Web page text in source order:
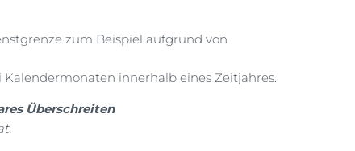
zum Beispiel aufgrund von
innerhalb eines Zeitjahres.
Überschreiten